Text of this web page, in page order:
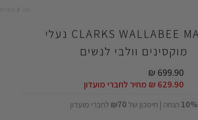
/
CLARKS WALLABEE MAPLE נעלי
מוקסינים וולבי לנשים
699.90 ₪
629.90 ₪ מחיר לחברי מועדון
10% הנחה | חיסכון של ₪70 לחברי מועדון